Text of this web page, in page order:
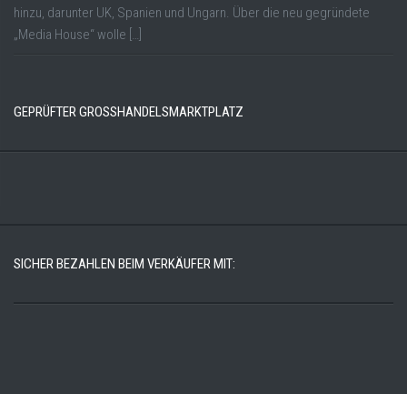
hinzu, darunter UK, Spanien und Ungarn. Über die neu gegründete
„Media House“ wolle […]
GEPRÜFTER GROSSHANDELSMARKTPLATZ
SICHER BEZAHLEN BEIM VERKÄUFER MIT: